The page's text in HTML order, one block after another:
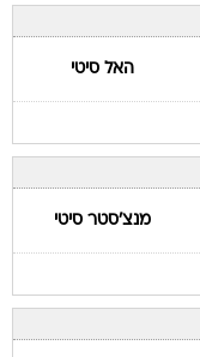
האל סיטי
מנצ'סטר סיטי